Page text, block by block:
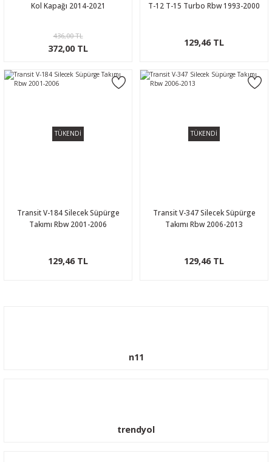
Kol Kapağı 2014-2021
436,00 TL
372,00 TL
T-12 T-15 Turbo Rbw 1993-2000
129,46 TL
TÜKENDİ
Transit V-184 Silecek Süpürge
Takımı Rbw 2001-2006
129,46 TL
TÜKENDİ
Transit V-347 Silecek Süpürge
Takımı Rbw 2006-2013
129,46 TL
n11
trendyol